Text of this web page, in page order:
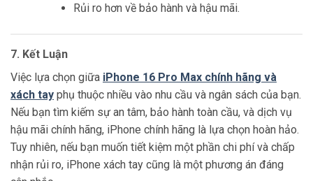
Rủi ro hơn về bảo hành và hậu mãi.
7. Kết Luận
Việc lựa chọn giữa iPhone 16 Pro Max chính hãng và
xách tay phụ thuộc nhiều vào nhu cầu và ngân sách của bạn.
Nếu bạn tìm kiếm sự an tâm, bảo hành toàn cầu, và dịch vụ
hậu mãi chính hãng, iPhone chính hãng là lựa chọn hoàn hảo.
Tuy nhiên, nếu bạn muốn tiết kiệm một phần chi phí và chấp
nhận rủi ro, iPhone xách tay cũng là một phương án đáng